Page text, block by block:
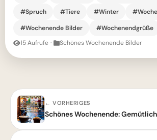
#Spruch
#Tiere #Winter
#Wochenende Bilder
#Wochenendgrüße
15 Aufrufe · Schönes Wochenende Bilder
← VORHERIGES